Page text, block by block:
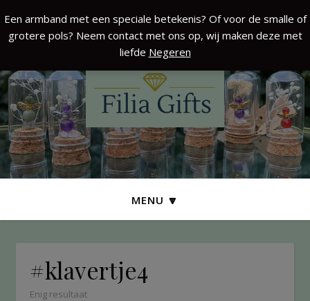
Een armband met een speciale betekenis? Of voor de smalle of
grotere pols? Neem contact met ons op, wij maken deze met
liefde Negeren
MENU 🔽
#klavertje4
Enig resultaat